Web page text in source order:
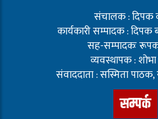
संचालक : दिपक
कार्यकारी सम्पादक :
सह-सम्पादकः
व्यवस्थापक : शोभा
संवाददाता : सस्मिता
सम्पर्क